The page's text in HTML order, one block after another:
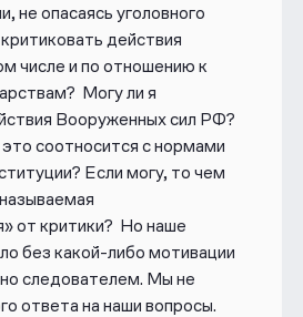
не опасаясь уголовного
действия
числе и по отношению к
Могу ли я
Вооруженных сил РФ?
это соотносится с нормами
Если могу, то чем
от критики? Но наше
без какой-либо мотивации
следователем. Мы не
ответа на наши вопросы.